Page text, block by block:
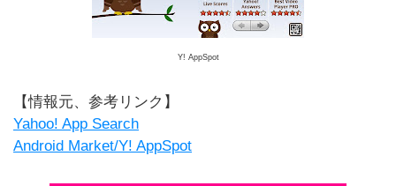
Y! AppSpot
【情報元、参考リンク】
Yahoo! App Search
Android Market/Y! AppSpot